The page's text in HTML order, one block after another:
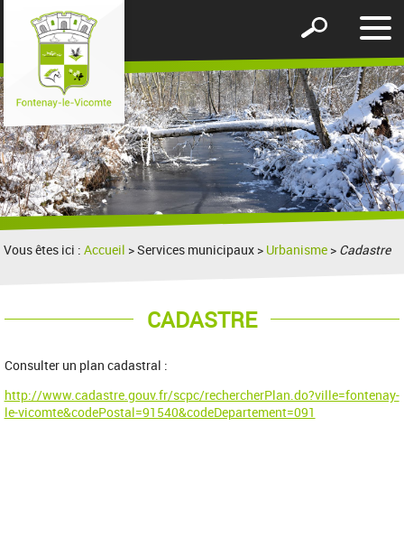
le
Afficher
formulaire
de
recherche
Vous êtes ici :Accueil > Services municipaux > Urbanisme > Cadastre
CADASTRE
Consulter un plan cadastral :
http://www.cadastre.gouv.fr/scpc/rechercherPlan.do?ville=fontenay-
le-vicomte&codePostal=91540&codeDepartement=091